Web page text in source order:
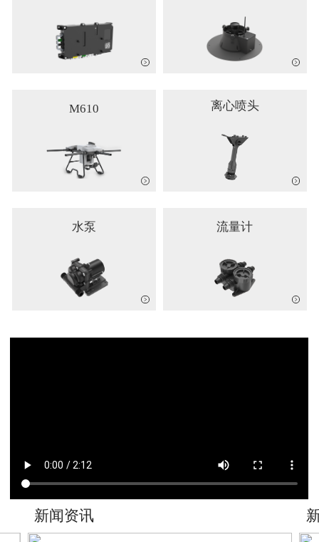
M610 离心喷头
水泵 流量计